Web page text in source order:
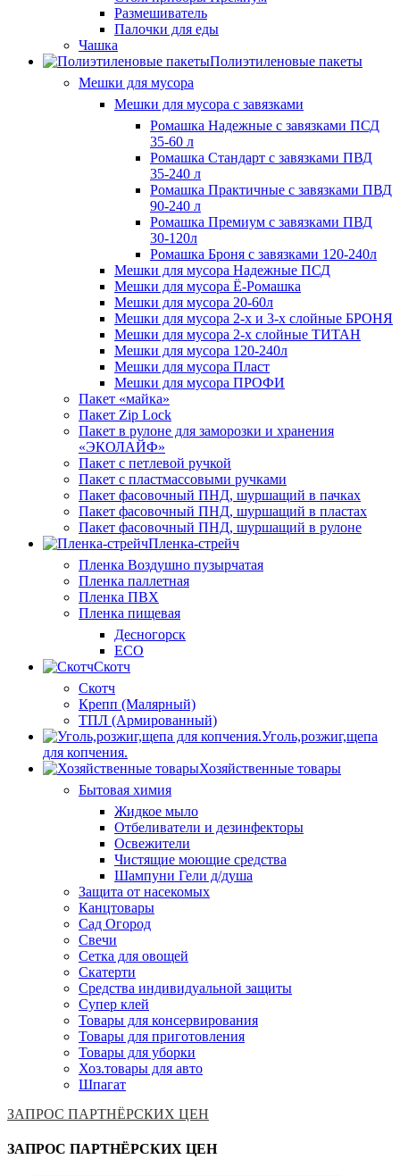
Размешиватель
Палочки для еды
Чашка
Полиэтиленовые пакеты
Мешки для мусора
Мешки для мусора с завязками
Ромашка Надежные с завязками ПСД
35-60 л
Ромашка Стандарт с завязками ПВД
35-240 л
Ромашка Практичные с завязками ПВД
90-240 л
Ромашка Премиум с завязками ПВД
30-120л
Ромашка Броня с завязками 120-240л
Мешки для мусора Надежные ПСД
Мешки для мусора Ё-Ромашка
Мешки для мусора 20-60л
Мешки для мусора 2-х и 3-х слойные БРОНЯ
Мешки для мусора 2-х слойные ТИТАН
Мешки для мусора 120-240л
Мешки для мусора Пласт
Мешки для мусора ПРОФИ
Пакет «майка»
Пакет Zip Lock
Пакет в рулоне для заморозки и хранения
«ЭКОЛАЙФ»
Пакет с петлевой ручкой
Пакет с пластмассовыми ручками
Пакет фасовочный ПНД, шуршащий в пачках
Пакет фасовочный ПНД, шуршащий в пластах
Пакет фасовочный ПНД, шуршащий в рулоне
Пленка-стрейч
Пленка Воздушно пузырчатая
Пленка паллетная
Пленка ПВХ
Пленка пищевая
Десногорск
ECO
Скотч
Скотч
Крепп (Малярный)
ТПЛ (Армированный)
Уголь,розжиг,щепа
для копчения.
Хозяйственные товары
Бытовая химия
Жидкое мыло
Отбеливатели и дезинфекторы
Освежители
Чистящие моющие средства
Шампуни Гели д/душа
Защита от насекомых
Канцтовары
Сад Огород
Свечи
Сетка для овощей
Скатерти
Средства индивидуальной защиты
Супер клей
Товары для консервирования
Товары для приготовления
Товары для уборки
Хоз.товары для авто
Шпагат
ЗАПРОС ПАРТНЁРСКИХ ЦЕН
ЗАПРОС ПАРТНЁРСКИХ ЦЕН